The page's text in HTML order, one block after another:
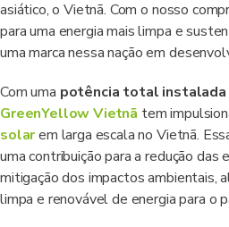
asiático, o Vietnã. Com o nosso
para uma energia mais limpa e
uma marca nessa nação em
Com uma potência total instalada
GreenYellow Vietnã tem
solarem larga escala no Vietnã.
uma contribuição para a redução das
mitigação dos impactos ambientais,
limpa e renovável de energia para o